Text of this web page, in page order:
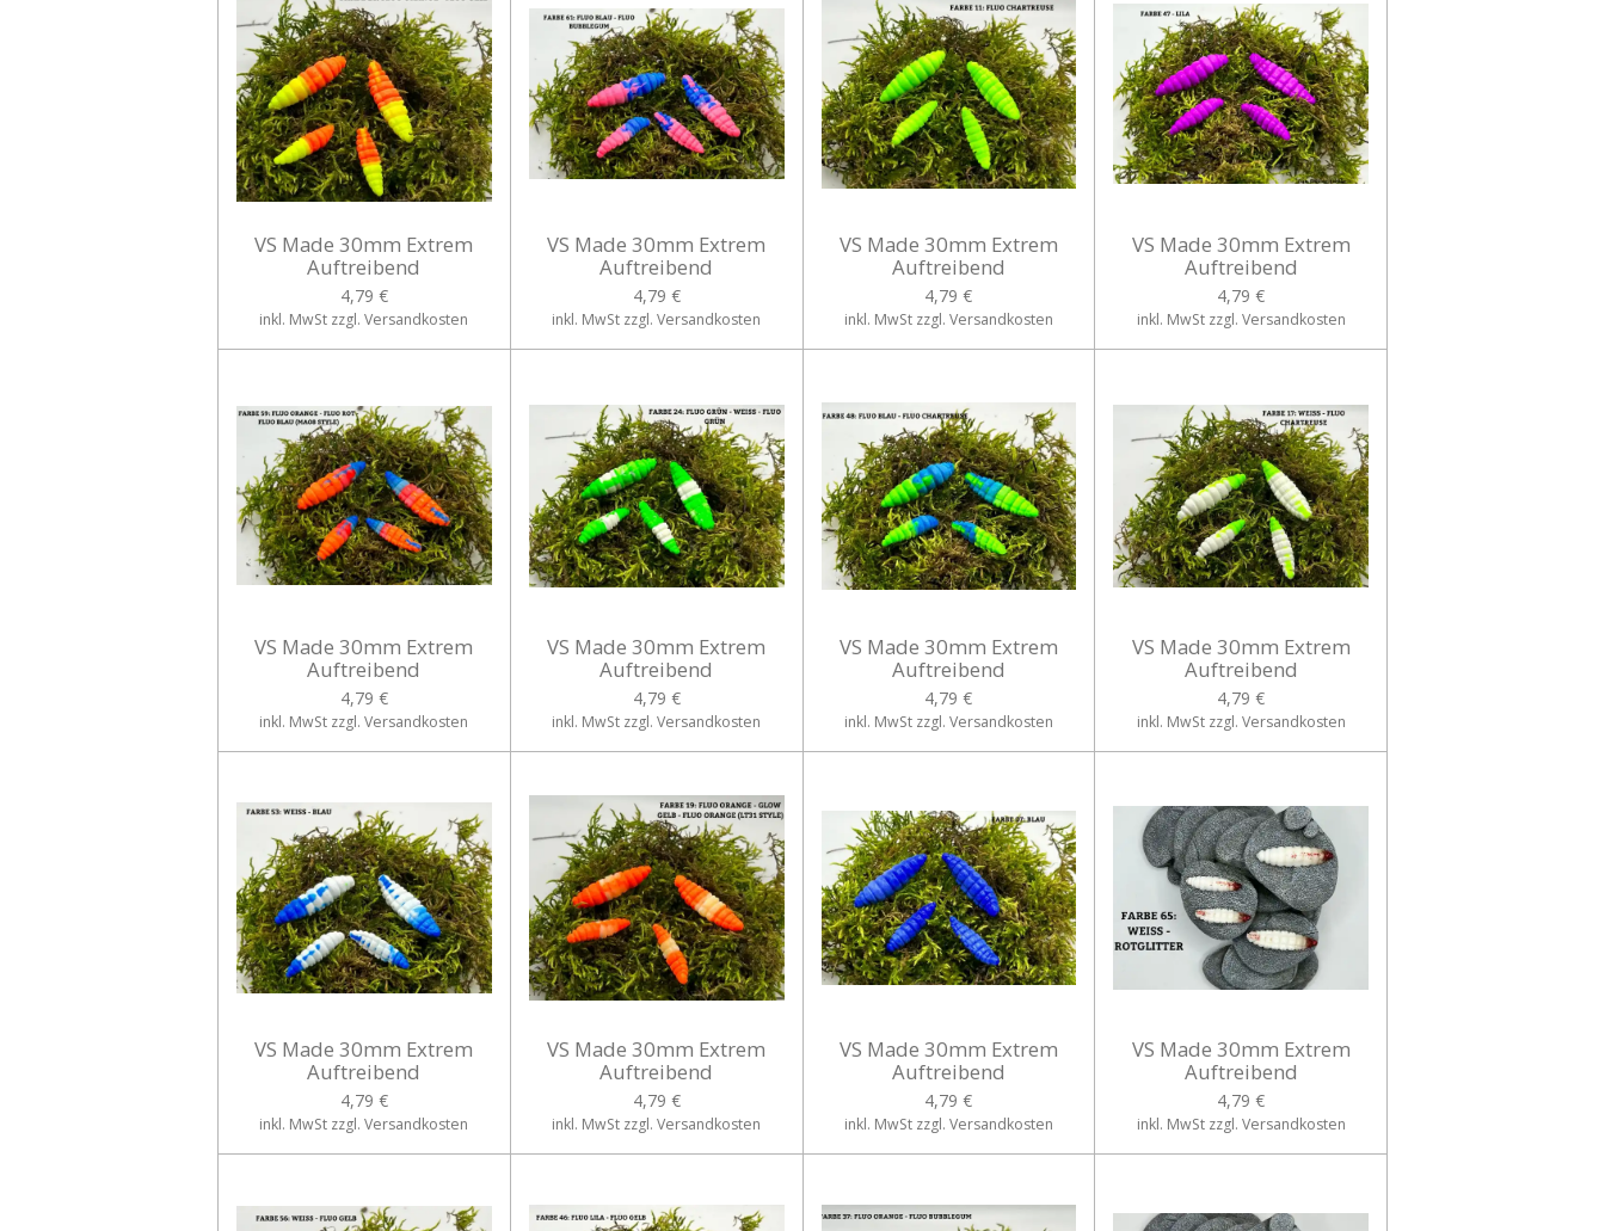
VS Made 30mm Extrem
Auftreibend
4,79 €
inkl. MwSt zzgl. Versandkosten
VS Made 30mm Extrem
Auftreibend
4,79 €
inkl. MwSt zzgl. Versandkosten
VS Made 30mm Extrem
Auftreibend
4,79 €
inkl. MwSt zzgl. Versandkosten
VS Made 30mm Extrem
Auftreibend
4,79 €
inkl. MwSt zzgl. Versandkosten
VS Made 30mm Extrem
Auftreibend
4,79 €
inkl. MwSt zzgl. Versandkosten
VS Made 30mm Extrem
Auftreibend
4,79 €
inkl. MwSt zzgl. Versandkosten
VS Made 30mm Extrem
Auftreibend
4,79 €
inkl. MwSt zzgl. Versandkosten
VS Made 30mm Extrem
Auftreibend
4,79 €
inkl. MwSt zzgl. Versandkosten
VS Made 30mm Extrem
Auftreibend
4,79 €
inkl. MwSt zzgl. Versandkosten
VS Made 30mm Extrem
Auftreibend
4,79 €
inkl. MwSt zzgl. Versandkosten
VS Made 30mm Extrem
Auftreibend
4,79 €
inkl. MwSt zzgl. Versandkosten
VS Made 30mm Extrem
Auftreibend
4,79 €
inkl. MwSt zzgl. Versandkosten